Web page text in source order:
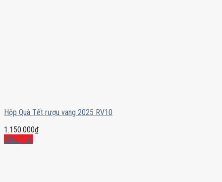
Hộp Quà Tết rượu vang 2025 RV10
1.150.000₫
Mua ngay